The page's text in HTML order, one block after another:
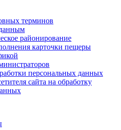
терминов
районирование
карточки пещеры
персональных данных
сайта на обработку